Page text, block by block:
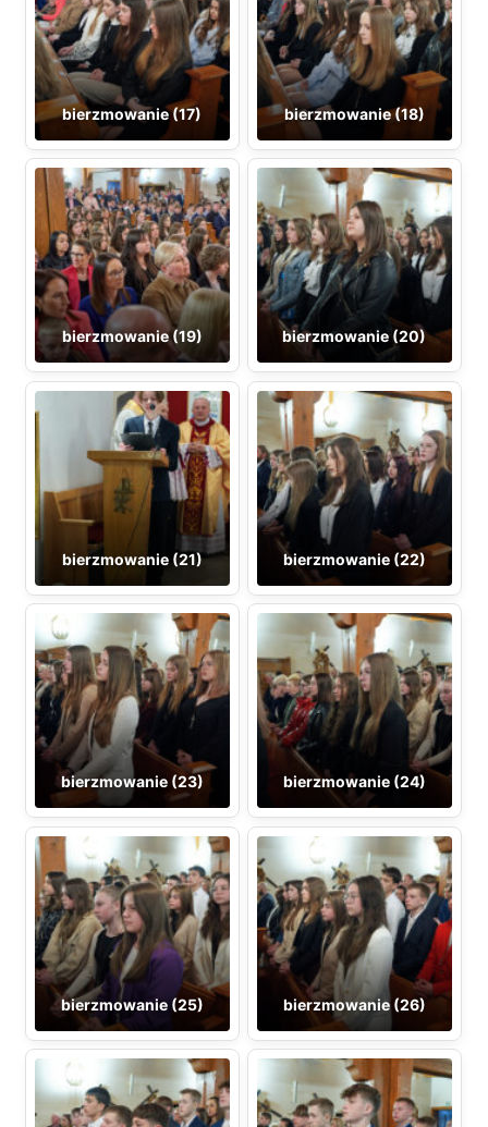
bierzmowanie (17) bierzmowanie (18)
bierzmowanie (19) bierzmowanie (20)
bierzmowanie (21) bierzmowanie (22)
bierzmowanie (23) bierzmowanie (24)
bierzmowanie (25) bierzmowanie (26)